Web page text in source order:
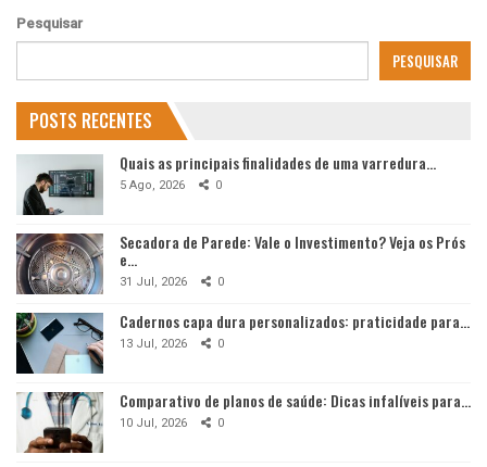
Pesquisar
PESQUISAR
POSTS RECENTES
Quais as principais finalidades de uma varredura…
5 Ago, 2026 0
Secadora de Parede: Vale o Investimento? Veja os Prós
e…
31 Jul, 2026 0
Cadernos capa dura personalizados: praticidade para…
13 Jul, 2026 0
Comparativo de planos de saúde: Dicas infalíveis para…
10 Jul, 2026 0